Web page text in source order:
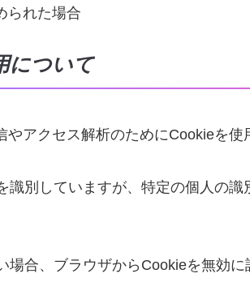
られた場合
について
やアクセス解析のためにCookieを使
識別していますが、特定の個人の
場合、ブラウザからCookieを無効に